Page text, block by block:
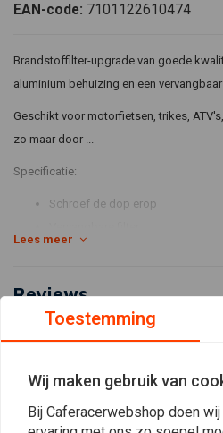
EAN-code: 7101122610474
Brandstoffilter-upgrade van goede
aluminium behuizing en een
Geschikt voor motorfietsen, trikes,
zo maar door ...
Specificatie:
Schroef de dop erop
Dit filter is niet gehomologeerd /
Lees meer
Reviews
0
Toestemming
Wij maken gebruik van
Bij Caferacerwebshop doen